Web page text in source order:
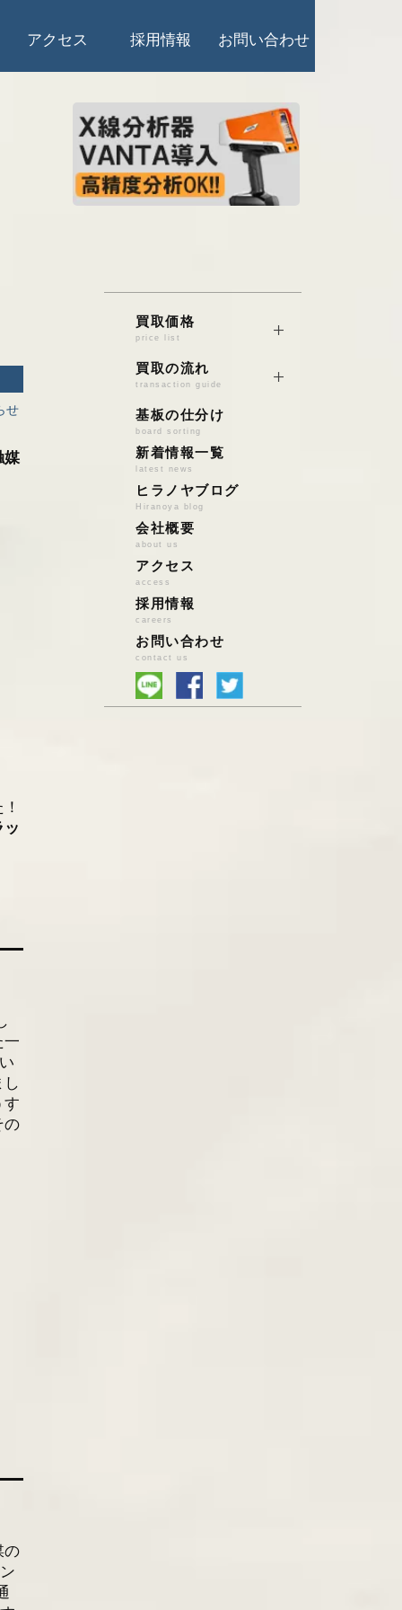
アクセス 採用情報 お問い合わせ
せ
媒
ッ
一
す
の
の
買取価格
price list
銅/真鍮/砲金
電線くず
アルミ
ステンレス
鉄
雑品系ｽｸﾗｯﾌﾟ
鉛バッテリー
鉛/亜鉛/錫/はんだ
特殊金属
基板スクラップ
PCパーツ
小型家電・電池
自動車触媒
買取の流れ
transaction guide
店頭持込の場合
宅配便買取の場合
ハイブリッド買取
法人様の場合
基板の仕分け
board sorting
新着情報一覧
latest news
ヒラノヤブログ
Hiranoya blog
会社概要
about us
アクセス
access
採用情報
careers
お問い合わせ
contact us